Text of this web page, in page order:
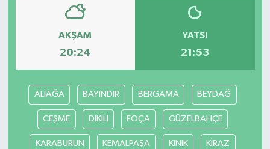
AKŞAM
20:24
YATSI
21:53
ALİAĞA BAYINDIR BERGAMA BEYDAĞ
CEŞME DİKİLİ FOÇA GÜZELBAHÇE
KARABURUN KEMALPAŞA KINIK KİRAZ